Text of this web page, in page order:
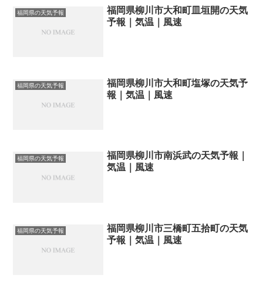
福岡県の天気予報
福岡県柳川市大和町皿垣開の天気
予報｜気温｜風速
福岡県の天気予報
福岡県柳川市大和町塩塚の天気予
報｜気温｜風速
福岡県の天気予報
福岡県柳川市南浜武の天気予報｜
気温｜風速
福岡県の天気予報
福岡県柳川市三橋町五拾町の天気
予報｜気温｜風速